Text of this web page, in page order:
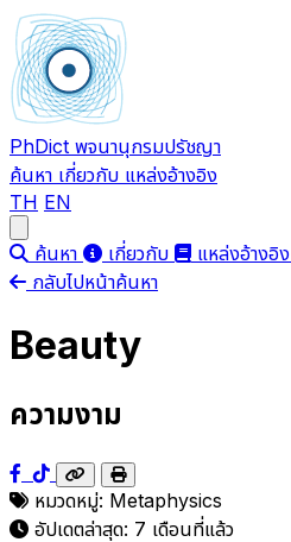
PhDict พจนานุกรมปรัชญา
ค้นหา เกี่ยวกับ แหล่งอ้างอิง
TH EN
ค้นหา เกี่ยวกับ แหล่งอ้างอิง
กลับไปหน้าค้นหา
Beauty
ความงาม
หมวดหมู่: Metaphysics
อัปเดตล่าสุด: 7 เดือนที่แล้ว